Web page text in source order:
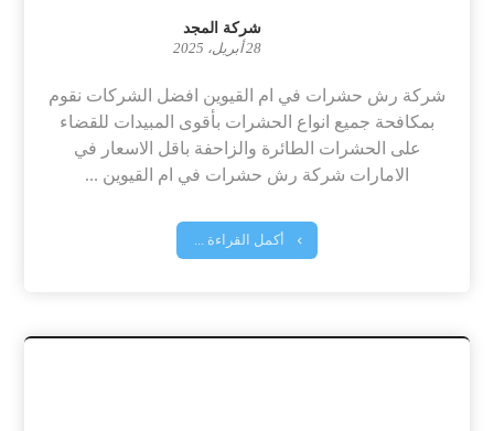
شركة المجد
28 أبريل، 2025
شركة رش حشرات في ام القيوين افضل الشركات نقوم
بمكافحة جميع انواع الحشرات بأقوى المبيدات للقضاء
على الحشرات الطائرة والزاحفة باقل الاسعار في
الامارات شركة رش حشرات في ام القيوين ...
أكمل القراءة ...